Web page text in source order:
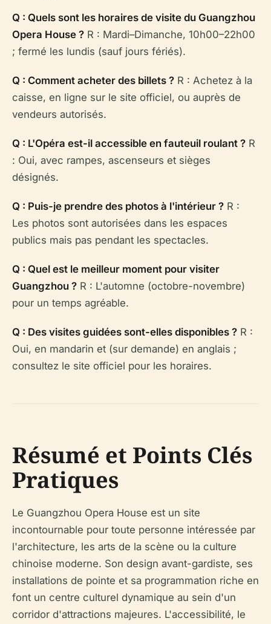
Q : Quels sont les horaires de visite du Guangzhou
Opera House ? R : Mardi–Dimanche, 10h00–22h00
; fermé les lundis (sauf jours fériés).
Q : Comment acheter des billets ? R : Achetez à la
caisse, en ligne sur le site officiel, ou auprès de
vendeurs autorisés.
Q : L'Opéra est-il accessible en fauteuil roulant ? R
: Oui, avec rampes, ascenseurs et sièges
désignés.
Q : Puis-je prendre des photos à l'intérieur ? R :
Les photos sont autorisées dans les espaces
publics mais pas pendant les spectacles.
Q : Quel est le meilleur moment pour visiter
Guangzhou ? R : L'automne (octobre-novembre)
pour un temps agréable.
Q : Des visites guidées sont-elles disponibles ? R :
Oui, en mandarin et (sur demande) en anglais ;
consultez le site officiel pour les horaires.
Résumé et Points Clés
Pratiques
Le Guangzhou Opera House est un site
incontournable pour toute personne intéressée par
l'architecture, les arts de la scène ou la culture
chinoise moderne. Son design avant-gardiste, ses
installations de pointe et sa programmation riche en
font un centre culturel dynamique au sein d'un
corridor d'attractions majeures. L'accessibilité, le